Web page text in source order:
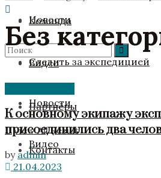
Новости
Видео
Партнёры
Контакты
Команда
Следить за экспедицией
Новости
Видео
View All Result
Без
К основному экипажу
присоединились два
by admin
21.04.2023